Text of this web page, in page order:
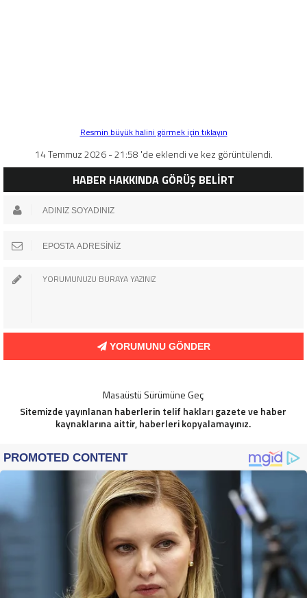
Resmin büyük halini görmek için tıklayın
14 Temmuz 2026 - 21:58 'de eklendi ve kez görüntülendi.
HABER HAKKINDA GÖRÜŞ BELİRT
YORUMUNU GÖNDER
Masaüstü Sürümüne Geç
Sitemizde yayınlanan haberlerin telif hakları gazete ve haber
kaynaklarına aittir, haberleri kopyalamayınız.